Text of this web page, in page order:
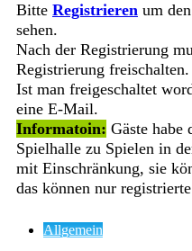
Bitte Registrieren um
sehen.
Nach der Registrierung
Registrierung freischalten.
Ist man freigeschaltet
eine E-Mail.
Informatoin: Gäste
Spielhalle zu Spielen in
mit Einschränkung, sie
das können nur
Allgemein